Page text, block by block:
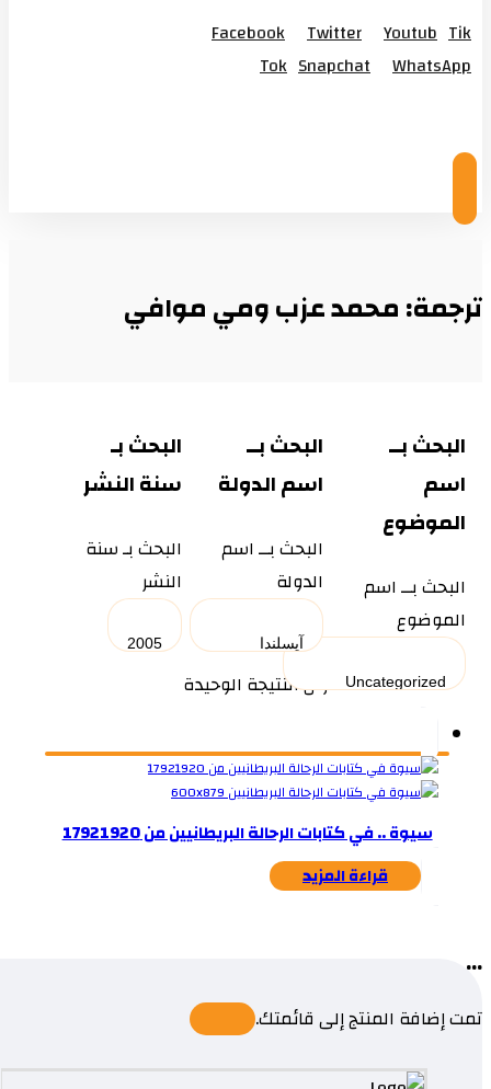
Facebook
Twitter Youtub Tik
Tok Snapchat
WhatsApp
ترجمة: محمد عزب ومي موافي
البحث بــ
اسم
الموضوع
البحث بــ اسم
الموضوع
البحث بــ
اسم الدولة
البحث بــ اسم
الدولة
البحث بـ
سنة النشر
البحث بـ سنة
النشر
عرض النتيجة الوحيدة
سيوة .. في كتابات الرحالة البريطانيين من 17921920
قراءة المزيد
...
تمت إضافة المنتج إلى قائمتك.